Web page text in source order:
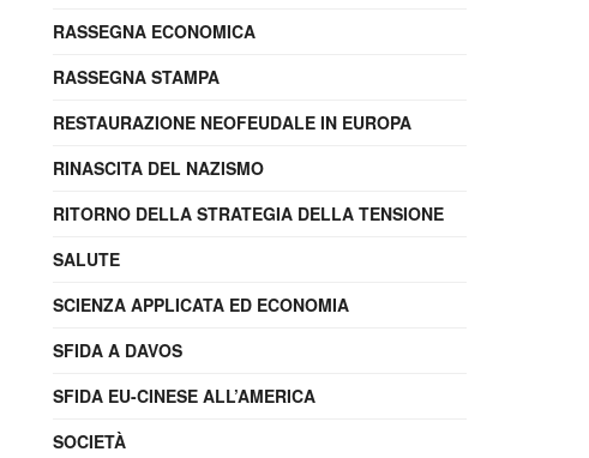
RASSEGNA ECONOMICA
RASSEGNA STAMPA
RESTAURAZIONE NEOFEUDALE IN EUROPA
RINASCITA DEL NAZISMO
RITORNO DELLA STRATEGIA DELLA TENSIONE
SALUTE
SCIENZA APPLICATA ED ECONOMIA
SFIDA A DAVOS
SFIDA EU-CINESE ALL’AMERICA
SOCIETÀ